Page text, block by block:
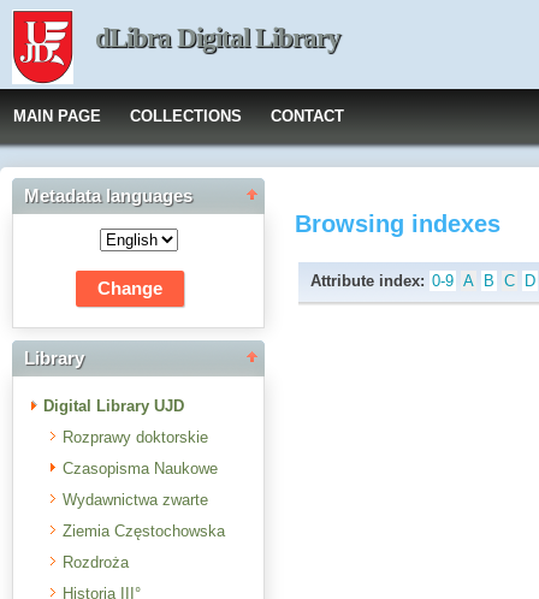
dLibra Digital Library
MAIN PAGE COLLECTIONS CONTACT
Metadata languages
Library
Digital Library UJD
Rozprawy doktorskie
Czasopisma Naukowe
Wydawnictwa zwarte
Ziemia Częstochowska
Rozdroża
Historia III°
Browsing indexes
Attribute index: 0-9 A B C D